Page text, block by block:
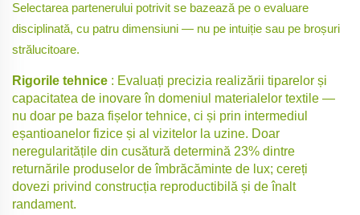
Selectarea partenerului potrivit se bazează pe o evaluare
disciplinată, cu patru dimensiuni — nu pe intuiție sau pe broșuri
strălucitoare.
Rigorile tehnice : Evaluați precizia realizării tiparelor și
capacitatea de inovare în domeniul materialelor textile —
nu doar pe baza fișelor tehnice, ci și prin intermediul
eșantioanelor fizice și al vizitelor la uzine. Doar
neregularitățile din cusătură determină 23% dintre
returnările produselor de îmbrăcăminte de lux; cereți
dovezi privind construcția reproductibilă și de înalt
randament.